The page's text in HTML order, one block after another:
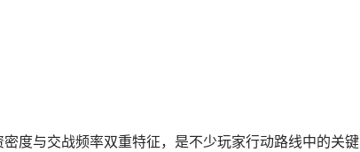
度与交战频率双重特征，是不少玩家行动路线中的关键